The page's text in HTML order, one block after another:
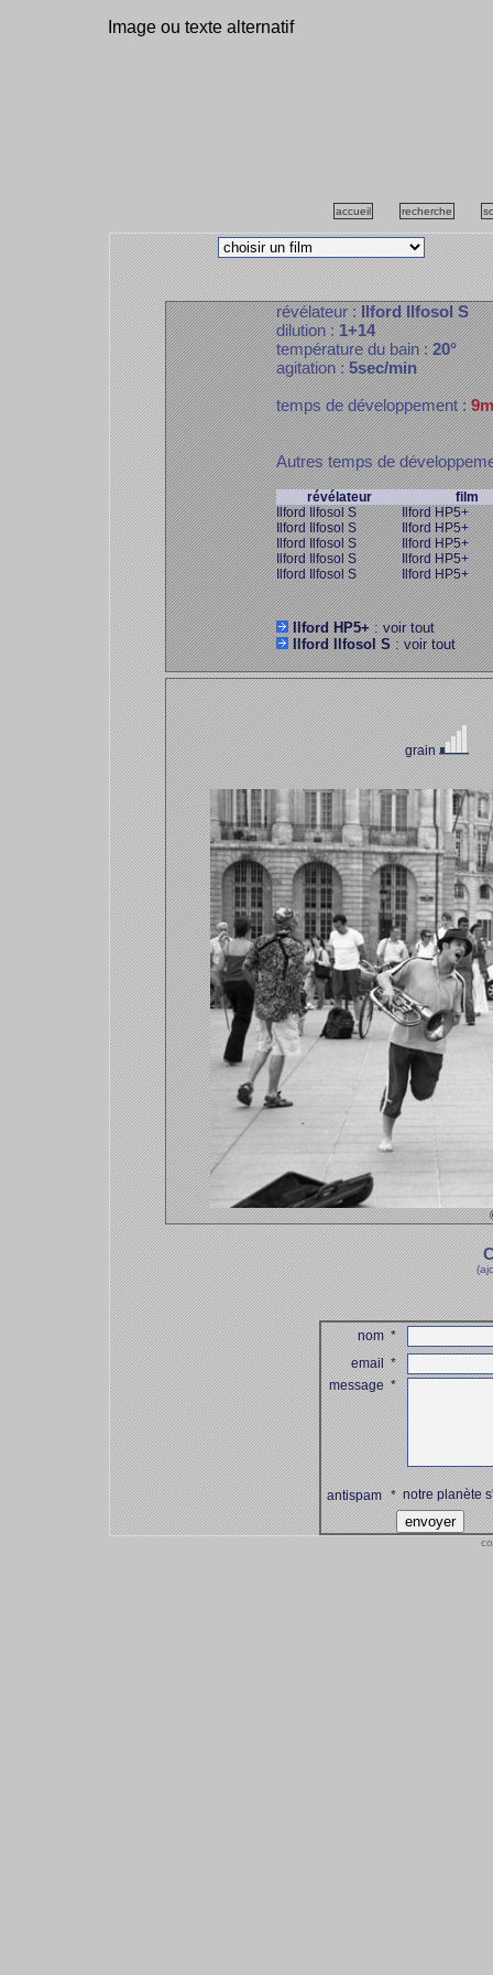
Image ou texte alternatif
accueil recherche
révélateur :Ilford Ilfosol S
dilution :1+14
température du bain :20°
agitation :5sec/min
temps de développement :
Autres temps de
révélateur
film
Ilford Ilfosol S
Ilford HP5+
Ilford Ilfosol S
Ilford HP5+
Ilford Ilfosol S
Ilford HP5+
Ilford Ilfosol S
Ilford HP5+
Ilford Ilfosol S
Ilford HP5+
Ilford HP5+: voir tout
Ilford Ilfosol S: voir tout
grain
nom*
email*
message*
antispam *notre planète